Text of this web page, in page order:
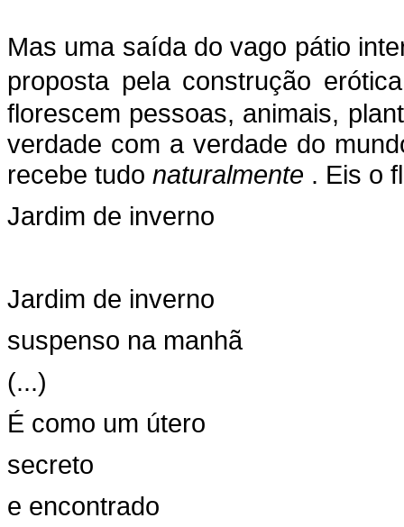
Mas uma saída do vago pátio
proposta pela construção
florescem pessoas, animais,
verdade com a verdade do
recebe tudo naturalmente . Eis o
Jardim de inverno
Jardim de inverno
suspenso na manhã
(...)
É como um útero
secreto
e encontrado